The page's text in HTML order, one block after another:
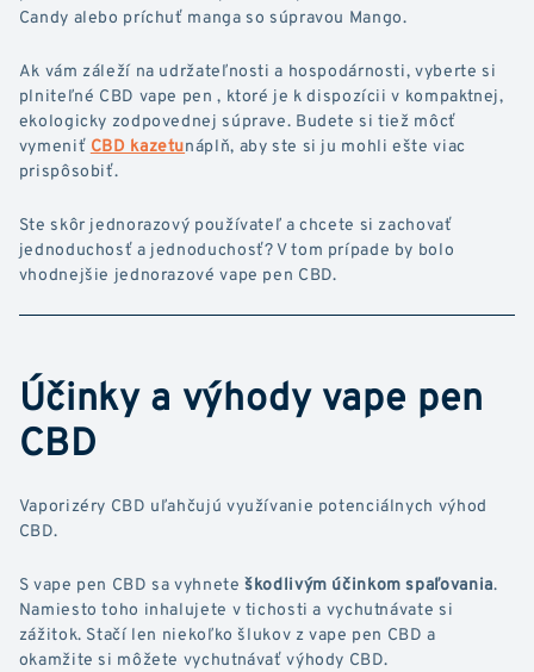
Candy alebo príchuť manga so súpravou Mango.
Ak vám záleží na udržateľnosti a hospodárnosti, vyberte si
plniteľné CBD vape pen , ktoré je k dispozícii v kompaktnej,
ekologicky zodpovednej súprave. Budete si tiež môcť
vymeniť CBD kazetunáplň, aby ste si ju mohli ešte viac
prispôsobiť.
Ste skôr jednorazový používateľ a chcete si zachovať
jednoduchosť a jednoduchosť? V tom prípade by bolo
vhodnejšie jednorazové vape pen CBD.
Účinky a výhody vape pen
CBD
Vaporizéry CBD uľahčujú využívanie potenciálnych výhod
CBD.
S vape pen CBD sa vyhneteškodlivým účinkom spaľovania.
Namiesto toho inhalujete v tichosti a vychutnávate si
zážitok. Stačí len niekoľko šlukov z vape pen CBD a
okamžite si môžete vychutnávať výhody CBD.